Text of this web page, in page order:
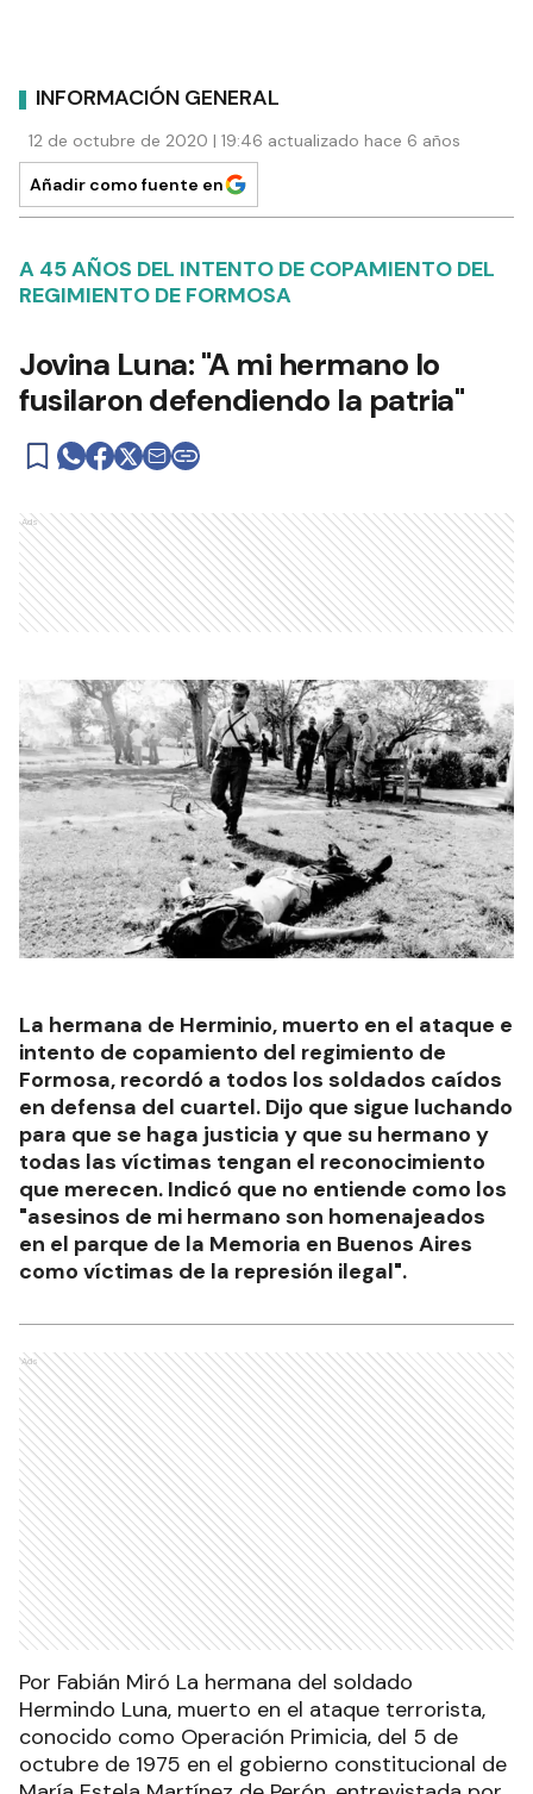
INFORMACIÓN GENERAL
12 de octubre de 2020 | 19:46 actualizado hace 6 años
Añadir como fuente en
A 45 AÑOS DEL INTENTO DE COPAMIENTO DEL
REGIMIENTO DE FORMOSA
Jovina Luna: "A mi hermano lo
fusilaron defendiendo la patria"
Ads
La hermana de Herminio, muerto en el ataque e
intento de copamiento del regimiento de
Formosa, recordó a todos los soldados caídos
en defensa del cuartel. Dijo que sigue luchando
para que se haga justicia y que su hermano y
todas las víctimas tengan el reconocimiento
que merecen. Indicó que no entiende como los
"asesinos de mi hermano son homenajeados
en el parque de la Memoria en Buenos Aires
como víctimas de la represión ilegal".
Ads
Por Fabián Miró La hermana del soldado
Hermindo Luna, muerto en el ataque terrorista,
conocido como Operación Primicia, del 5 de
octubre de 1975 en el gobierno constitucional de